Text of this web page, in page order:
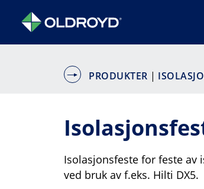
PRODUKTER |
Isolasjonsfeste for feste av
ved bruk av f.eks. Hilti DX5.